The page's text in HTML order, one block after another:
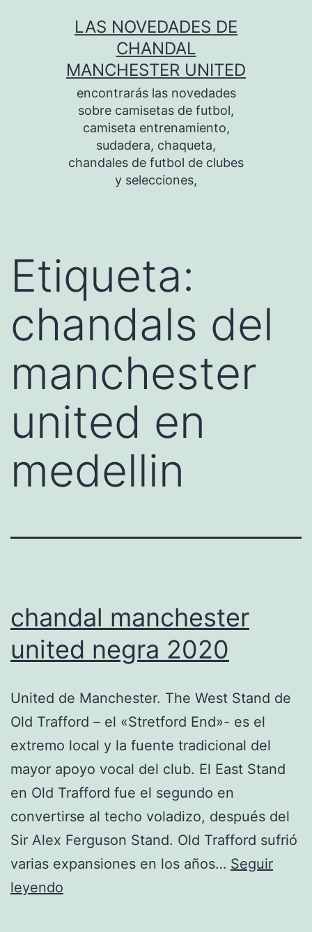
LAS NOVEDADES DE
CHANDAL
MANCHESTER UNITED
encontrarás las novedades
sobre camisetas de futbol,
camiseta entrenamiento,
sudadera, chaqueta,
chandales de futbol de clubes
y selecciones,
Etiqueta:
chandals del
manchester
united en
medellin
chandal manchester
united negra 2020
United de Manchester. The West Stand de
Old Trafford – el «Stretford End»- es el
extremo local y la fuente tradicional del
mayor apoyo vocal del club. El East Stand
en Old Trafford fue el segundo en
convertirse al techo voladizo, después del
Sir Alex Ferguson Stand. Old Trafford sufrió
varias expansiones en los años… Seguir
leyendo